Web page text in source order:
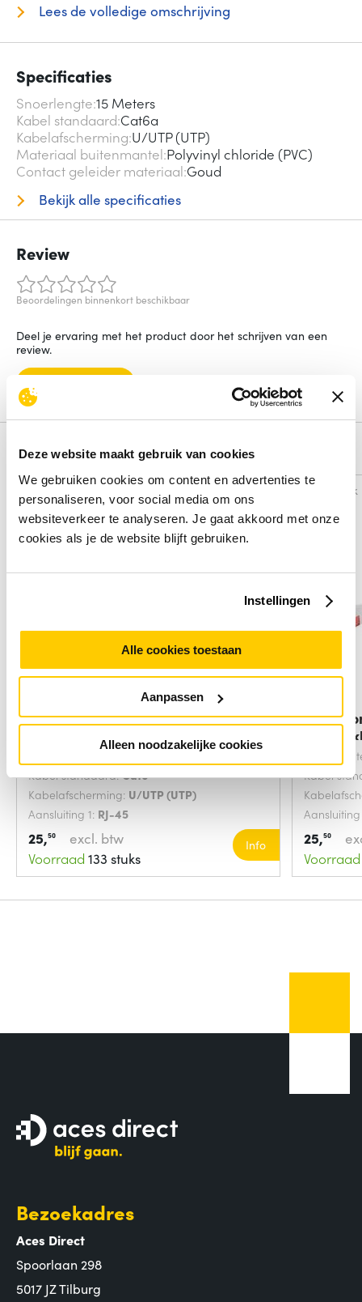
Deze website maakt gebruik van cookies
We gebruiken cookies om content en advertenties te
personaliseren, voor social media om ons
websiteverkeer te analyseren. Je gaat akkoord met onze
cookies als je de website blijft gebruiken.
Instellingen
Alle cookies toestaan
Aanpassen
Alleen noodzakelijke cookies
Lees de volledige omschrijving
Specificaties
Snoerlengte 15 Meters
Kabel standaard Cat6a
Kabelafscherming U/UTP (UTP)
Materiaal buitenmantel Polyvinyl chloride (PVC)
Contact geleider materiaal Goud
Bekijk alle specificaties
Review
Beoordelingen binnenkort beschikbaar
Deel je ervaring met het product door het schrijven van een
review.
Alternatieven
Vergelijk
Microconnect V-UTP602VP
netwerkkabel Grijs
Kabel standaard:Cat6
Kabelafscherming: U/UTP (UTP)
Aansluiting 1: RJ-45
25,50
excl. btw
Voorraad 133 stuks
Info
Vergelijk
Kabel
25,50
Voorraad
Bezoekadres
Aces Direct
Spoorlaan 298
5017 JZ Tilburg